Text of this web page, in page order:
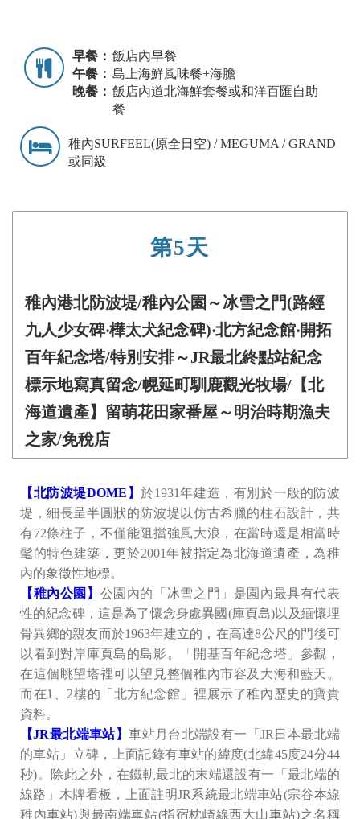
早餐： 飯店內早餐
午餐： 島上海鮮風味餐+海膽
晚餐： 飯店內道北海鮮套餐或和洋百匯自助
餐
稚內SURFEEL(原全日空) / MEGUMA / GRAND
或同級
第5天
稚內港北防波堤/稚內公園～冰雪之門(路經
九人少女碑‧樺太犬紀念碑)‧北方紀念館‧開拓
百年紀念塔/特別安排～JR最北終點站紀念
標示地寫真留念/幌延町馴鹿觀光牧場/【北
海道遺產】留萌花田家番屋～明治時期漁夫
之家/免稅店
【北防波堤DOME】於1931年建造，有別於一般的防波
堤，細長呈半圓狀的防波堤以仿古希臘的柱石設計，共
有72條柱子，不僅能阻擋強風大浪，在當時還是相當時
髦的特色建築，更於2001年被指定為北海道遺產，為稚
內的象徵性地標。
【稚內公園】 公園內的「冰雪之門」是園內最具有代表
性的紀念碑，這是為了懷念身處異國(庫頁島)以及緬懷埋
骨異鄉的親友而於1963年建立的，在高達8公尺的門後可
以看到對岸庫頁島的島影。「開基百年紀念塔」參觀，
在這個眺望塔裡可以望見整個稚內市容及大海和藍天。
而在1、2樓的「北方紀念館」裡展示了稚內歷史的寶貴
資料。
【JR最北端車站】車站月台北端設有一「JR日本最北端
的車站」立碑，上面記錄有車站的緯度(北緯45度24分44
秒)。除此之外，在鐵軌最北的末端還設有一「最北端的
線路」木牌看板，上面註明JR系統最北端車站(宗谷本線
稚內車站)與最南端車站(指宿枕崎線西大山車站)之名稱